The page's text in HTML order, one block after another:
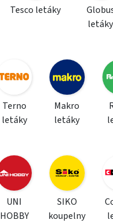
Tesco letáky
letáky
Terno
letáky
Makro
letáky
UNI
HOBBY
SIKO
koupelny